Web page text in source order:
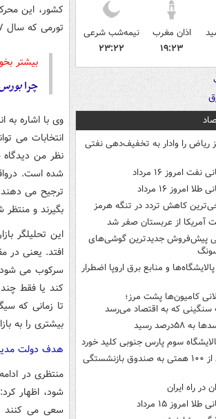
اذان مغرب
۱۹:۲۳
نیمه‌شب شرعی
۲۳:۲۲
ریاض را وادار به تخفیف‌دهی نفتی
امروز ۱۶ مرداد
امروز ۱۶ مرداد
کاهش تردد در تنگه هرمز
آمریکا از عربستان صفر شد
پیش‌فروش جدیدترین گوشی‌های
و منابع برق اروپا اضطرار
کامیون‌ها پشت مرز؛
که به اقتصاد می‌رسد
رسید
سوم پارس جنوبی کلید خورد
زیان بیش از ۱۰۰ همتی به صندوق‌ بازنشستگی
در راه ایران
امروز ۱۵ مرداد
کشور، این
تورمی که سال ۱۳۹۷، ۱۳۹۸ و چند ماه ۱۳۹۹ اتفاق افتاد در ادامه هم تداوم خواهد داشت.
بیشتر
چرا
وی با اشاره به
انتخابات می
نظر من
شده است.
ترجیح می دهند
بگیرند و
این تحلیلگر
افتد. یعنی در
کند یا فقط
تا زمانی که
بیشتری را به
هدف دولت
منتظری در
شود، اظهار
سعی می کنند